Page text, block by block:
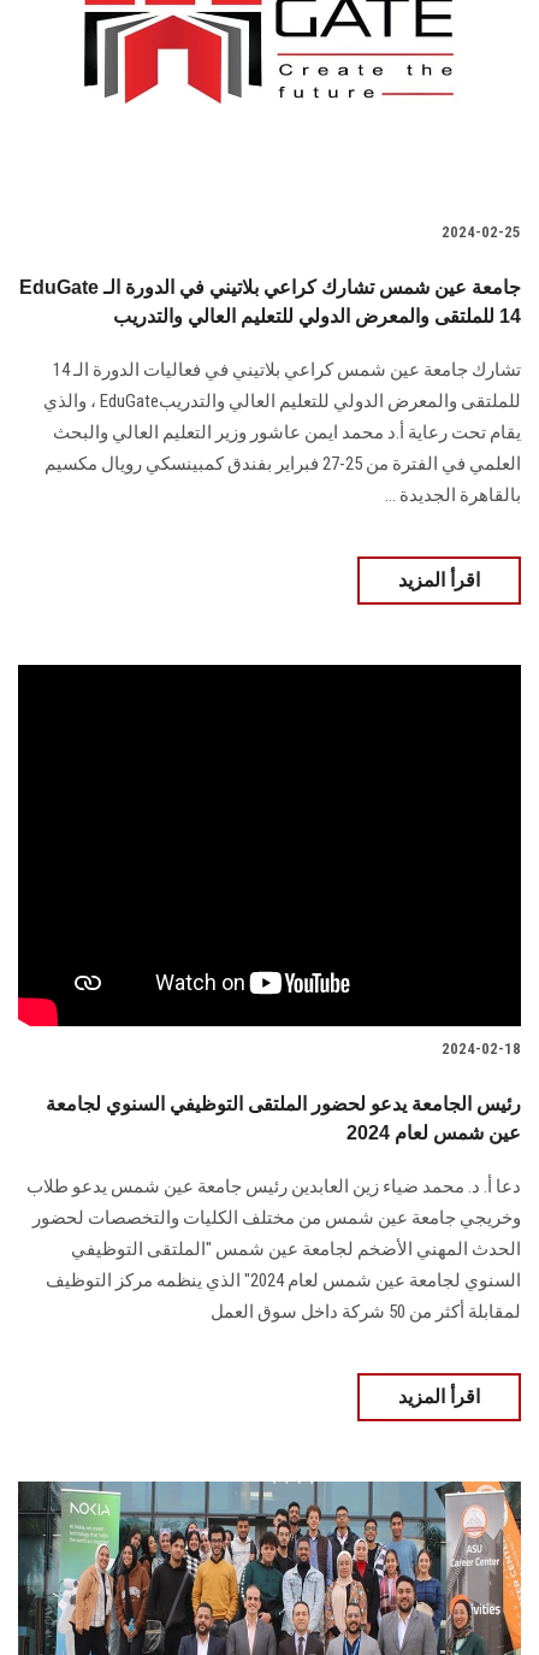
الزائـرون
سجل الان
2024-02-25
EduGate جامعة عين شمس تشارك كراعي بلاتيني في الدورة الـ
14 للملتقى والمعرض الدولي للتعليم العالي والتدريب
تشارك جامعة عين شمس كراعي بلاتيني في فعاليات الدورة الـ 14
للملتقى والمعرض الدولي ‏للتعليم العالي والتدريب‎ EduGate، والذي
يقام تحت رعاية أ.د محمد ايمن عاشور وزير التعليم ‏العالي والبحث
العلمي في الفترة من 25-27 فبراير بفندق كمبينسكي رويال مكسيم
بالقاهرة ‏الجديدة ...
اقرأ المزيد
2024-02-18
رئيس الجامعة يدعو لحضور الملتقى التوظيفي السنوي لجامعة
عين شمس لعام 2024
دعا أ. د. محمد ضياء زين العابدين رئيس جامعة عين شمس يدعو طلاب
وخريجي ‏جامعة عين شمس من مختلف الكليات والتخصصات لحضور
الحدث المهني الأضخم لجامعة ‏عين شمس "الملتقى التوظيفي
السنوي لجامعة عين شمس لعام 2024" الذي ينظمه مركز ‏التوظيف‏
لمقابلة أكثر من 50 شركة داخل سوق العمل
اقرأ المزيد